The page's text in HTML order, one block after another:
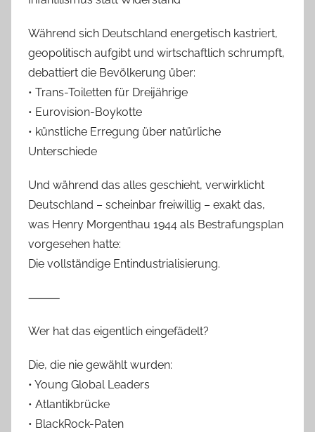
Während sich Deutschland energetisch kastriert,
geopolitisch aufgibt und wirtschaftlich schrumpft,
debattiert die Bevölkerung über:
• Trans-Toiletten für Dreijährige
• Eurovision-Boykotte
• künstliche Erregung über natürliche
Unterschiede
Und während das alles geschieht, verwirklicht
Deutschland – scheinbar freiwillig – exakt das,
was Henry Morgenthau 1944 als Bestrafungsplan
vorgesehen hatte:
Die vollständige Entindustrialisierung.
⸻
Wer hat das eigentlich eingefädelt?
Die, die nie gewählt wurden:
• Young Global Leaders
• Atlantikbrücke
• BlackRock-Paten